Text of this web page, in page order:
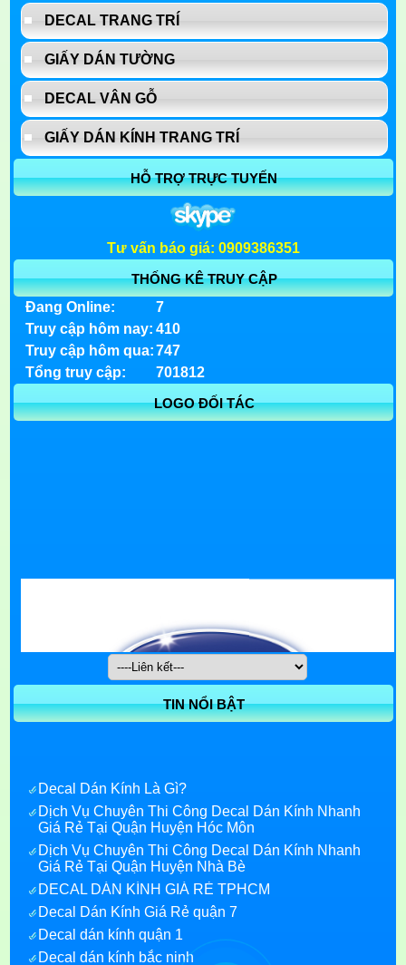
DECAL TRANG TRÍ
GIẤY DÁN TƯỜNG
DECAL VÂN GỖ
GIẤY DÁN KÍNH TRANG TRÍ
HỖ TRỢ TRỰC TUYẾN
Tư vấn báo giá: 0909386351
THỐNG KÊ TRUY CẬP
Đang Online:
7
Truy cập hôm nay: 410
Truy cập hôm qua: 747
Tổng truy cập:
701812
LOGO ĐỐI TÁC
TIN NỔI BẬT
Decal Dán Kính Là Gì?
Dịch Vụ Chuyên Thi Công Decal Dán Kính Nhanh
Giá Rẻ Tại Quận Huyện Hóc Môn
Dịch Vụ Chuyên Thi Công Decal Dán Kính Nhanh
Giá Rẻ Tại Quận Huyện Nhà Bè
DECAL DÁN KÍNH GIÁ RẺ TPHCM
Decal Dán Kính Giá Rẻ quận 7
Decal dán kính quận 1
Decal dán kính bắc ninh